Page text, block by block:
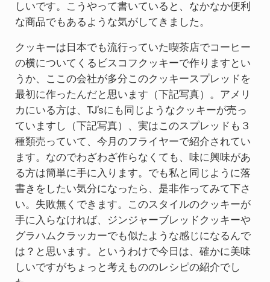
しいです。こうやって書いていると、なかなか便利
な商品でもあるような気がしてきました。
クッキーは日本でも流行っていた喫茶店でコーヒー
の横についてくるビスコフクッキーで作りますとい
うか、ここの会社が多分このクッキースプレッドを
最初に作ったんだと思います（下記写真）。アメリ
カにいる方は、TJ’sにも同じようなクッキーが売っ
ていますし（下記写真）、実はこのスプレッドも３
種類売っていて、今月のフライヤーで紹介されてい
ます。なのでわざわざ作らなくても、味に興味があ
る方は簡単に手に入ります。でも私と同じように落
書きをしたい気分になったら、是非作ってみて下さ
い。失敗無くできます。このスタイルのクッキーが
手に入らなければ、ジンジャーブレッドクッキーや
グラハムクラッカーでも似たような感じになるんで
は？と思います。というわけで今日は、確かに美味
しいですがちょっと考えもののレシピの紹介でし